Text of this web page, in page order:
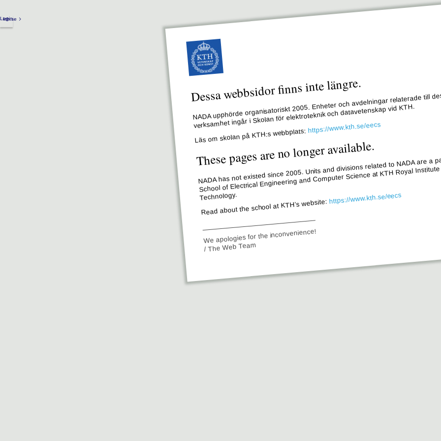
kth.se
Login
Dessa webbsidor finns inte längre.
NADA upphörde organisatoriskt 2005. Enheter och avdelningar relaterade till
verksamhet ingår i Skolan för elektroteknik och datavetenskap vid KTH.
Läs om skolan på KTH:s webbplats:https://www.kth.se/eecs
These pages are no longer available.
NADA has not existed since 2005. Units and divisions related to NADA are a
School of Electrical Engineering and Computer Science at KTH Royal
Technology.
Read about the school at KTH’s website:https://www.kth.se/eecs
We apologies for the inconvenience!
/ The Web Team